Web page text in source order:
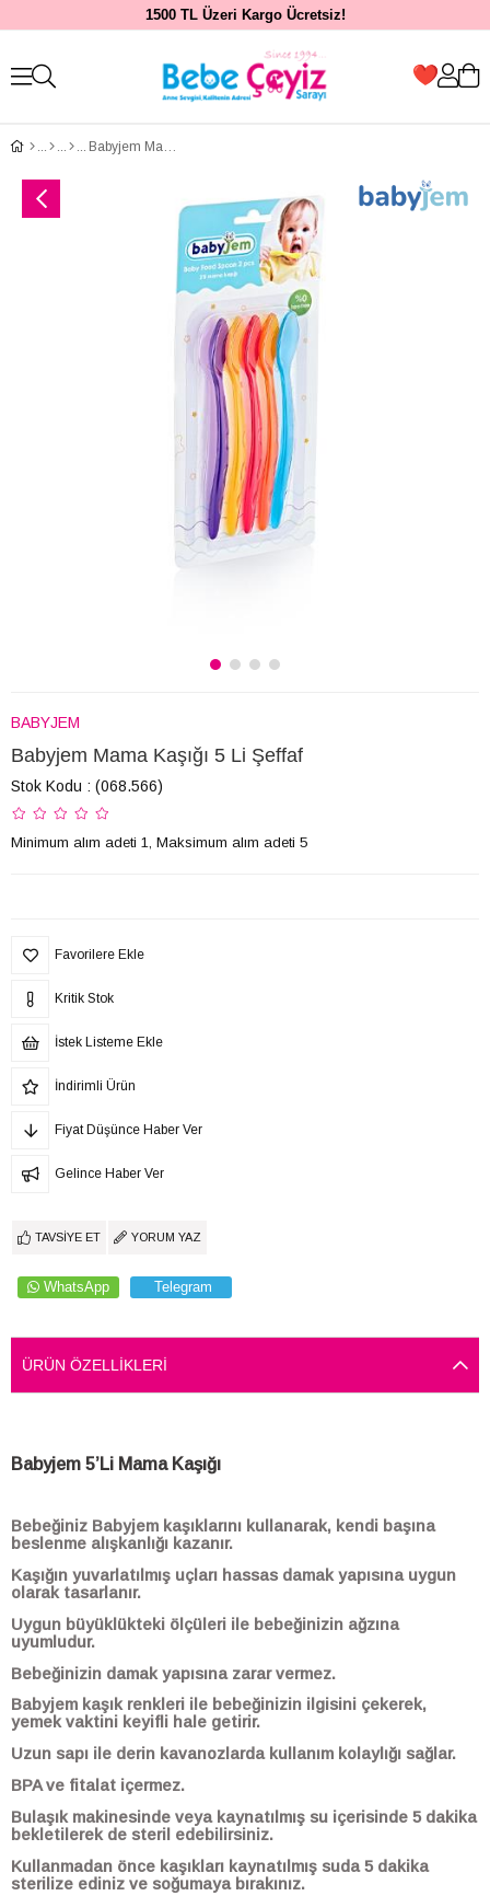
1500 TL Üzeri Kargo Ücretsiz!
Babyjem Mama Kaşığı 5 Li Şeffaf
BABYJEM
Babyjem Mama Kaşığı 5 Li Şeffaf
Stok Kodu (068.566)
Minimum alım adeti 1, Maksimum alım adeti 5
Favorilere Ekle
Kritik Stok
İstek Listeme Ekle
İndirimli Ürün
Fiyat Düşünce Haber Ver
Gelince Haber Ver
TAVSIYE ET YORUM YAZ
WhatsApp Telegram
ÜRÜN ÖZELLIKLERI
Babyjem 5’Li Mama Kaşığı
Bebeğiniz Babyjem kaşıklarını kullanarak, kendi başına
beslenme alışkanlığı kazanır.
Kaşığın yuvarlatılmış uçları hassas damak yapısına uygun
olarak tasarlanır.
Uygun büyüklükteki ölçüleri ile bebeğinizin ağzına
uyumludur.
Bebeğinizin damak yapısına zarar vermez.
Babyjem kaşık renkleri ile bebeğinizin ilgisini çekerek,
yemek vaktini keyifli hale getirir.
Uzun sapı ile derin kavanozlarda kullanım kolaylığı sağlar.
BPA ve fitalat içermez.
Bulaşık makinesinde veya kaynatılmış su içerisinde 5 dakika
bekletilerek de steril edebilirsiniz.
Kullanmadan önce kaşıkları kaynatılmış suda 5 dakika
sterilize ediniz ve soğumaya bırakınız.